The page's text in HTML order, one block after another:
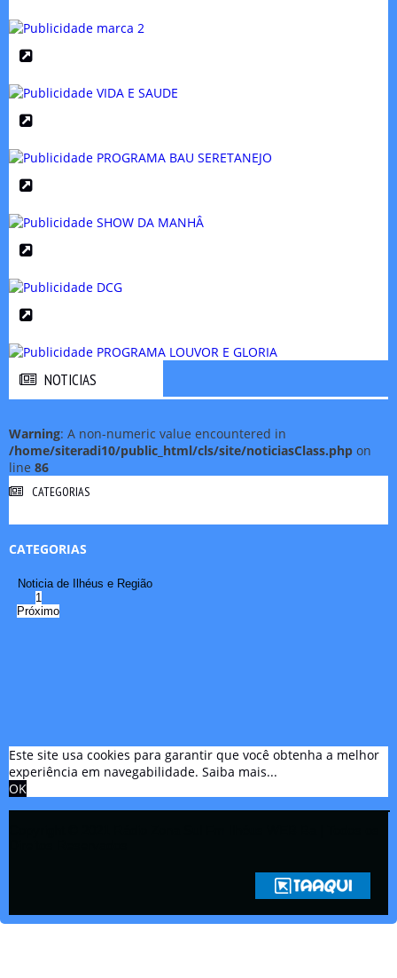
NOTICIAS
Warning: A non-numeric value encountered in
/home/siteradi10/public_html/cls/site/noticiasClass.php on
line 86
CATEGORIAS
CATEGORIAS
Noticia de Ilhéus e Região
1
Próximo
Este site usa cookies para garantir que você obtenha a melhor
experiência em navegabilidade. Saiba mais...
OK